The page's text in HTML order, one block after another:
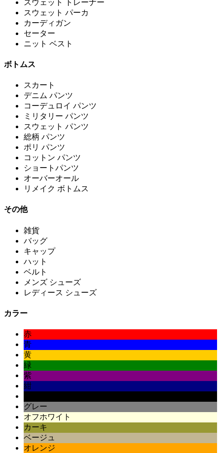
スウェット トレーナー
スウェット パーカ
カーディガン
セーター
ニット ベスト
ボトムス
スカート
デニム パンツ
コーデュロイ パンツ
ミリタリー パンツ
スウェット パンツ
総柄 パンツ
ポリ パンツ
コットン パンツ
ショートパンツ
オーバーオール
リメイク ボトムス
その他
雑貨
バッグ
キャップ
ハット
ベルト
メンズ シューズ
レディース シューズ
カラー
赤
青
黄
緑
紫
紺
グレー
オフホワイト
カーキ
ベージュ
オレンジ